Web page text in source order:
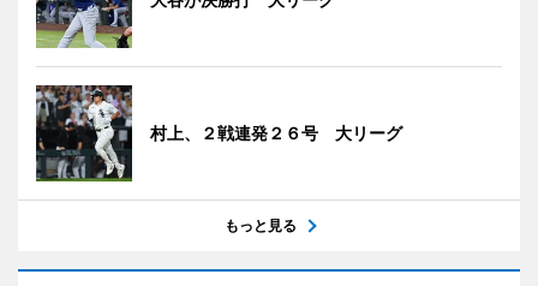
村上、２戦連発２６号 大リーグ
もっと見る